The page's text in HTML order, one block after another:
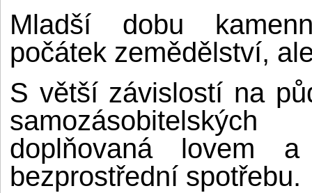
Mladší dobu
počátek zemědělství,
S větší závislostí na
doplňovaná lovem
bezprostřední spotřebu.